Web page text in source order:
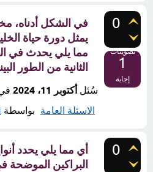
0
تصويتات
1
إجابة
في الشكل أدناه،
يمثل دورة حياة
مما يلي يحدث في
الثانية من الطور
سُئل أكتوبر 11، 2024
الاسئلة العامة
بواسطة
0
أي مما يلي يحدد
البراكين الموضحة